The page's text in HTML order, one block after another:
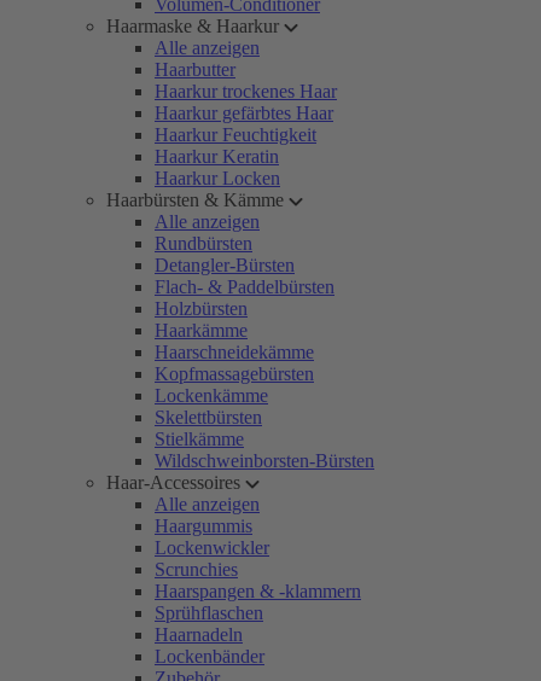
Volumen-Conditioner
Haarmaske & Haarkur
Alle anzeigen
Haarbutter
Haarkur trockenes Haar
Haarkur gefärbtes Haar
Haarkur Feuchtigkeit
Haarkur Keratin
Haarkur Locken
Haarbürsten & Kämme
Alle anzeigen
Rundbürsten
Detangler-Bürsten
Flach- & Paddelbürsten
Holzbürsten
Haarkämme
Haarschneidekämme
Kopfmassagebürsten
Lockenkämme
Skelettbürsten
Stielkämme
Wildschweinborsten-Bürsten
Haar-Accessoires
Alle anzeigen
Haargummis
Lockenwickler
Scrunchies
Haarspangen & -klammern
Sprühflaschen
Haarnadeln
Lockenbänder